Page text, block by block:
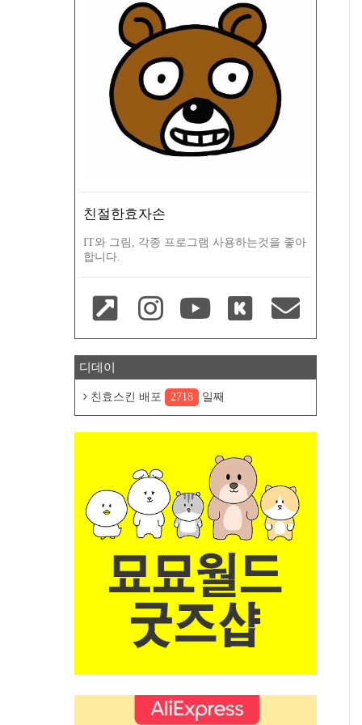
친절한효자손
IT와 그림, 각종 프로그램 사용하는것을 좋아
합니다.
디데이
친효스킨 배포 2718 일째